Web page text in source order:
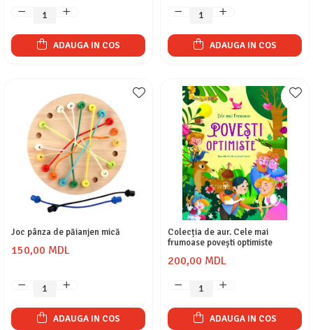
ADAUGA IN COS ADAUGA IN COS
Joc pânza de păianjen mică
150,00 MDL
ADAUGA IN COS
Colecția de aur. Cele mai
frumoase povești optimiste
200,00 MDL
ADAUGA IN COS